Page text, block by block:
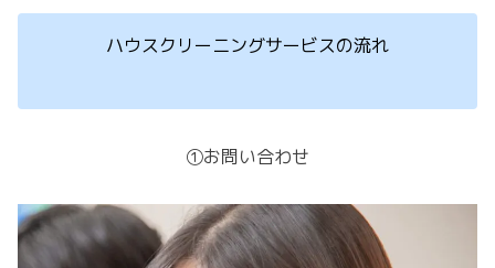
ハウスクリーニングサービスの流れ
①お問い合わせ